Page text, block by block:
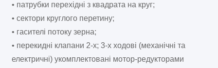
• патрубки перехідні з квадрата на круг;
• сектори круглого перетину;
• гасителі потоку зерна;
• перекидні клапани 2-х; 3-х ходові (механічні та
електричні) укомплектовані мотор-редукторами